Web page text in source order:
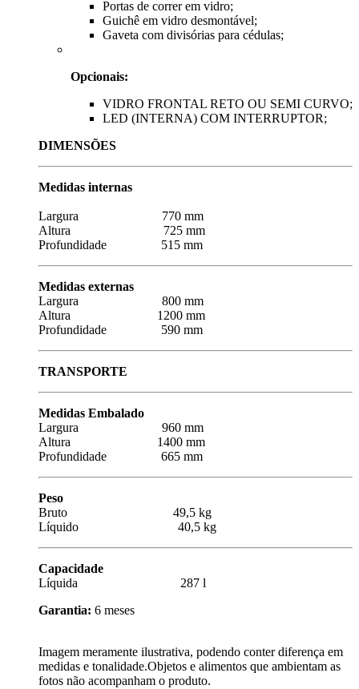
Portas de correr em vidro;
Guichê em vidro desmontável;
Gaveta com divisórias para cédulas;
Opcionais:
VIDRO FRONTAL RETO OU SEMI CURVO;
LED (INTERNA) COM INTERRUPTOR;
DIMENSÕES
Medidas internas
Largura 770 mm
Altura 725 mm
Profundidade 515 mm
Medidas externas
Largura 800 mm
Altura 1200 mm
Profundidade 590 mm
TRANSPORTE
Medidas Embalado
Largura 960 mm
Altura 1400 mm
Profundidade 665 mm
Peso
Bruto 49,5 kg
Líquido 40,5 kg
Capacidade
Líquida 287 l
Garantia: 6 meses
Imagem meramente ilustrativa, podendo conter diferença em
medidas e tonalidade.Objetos e alimentos que ambientam as
fotos não acompanham o produto.